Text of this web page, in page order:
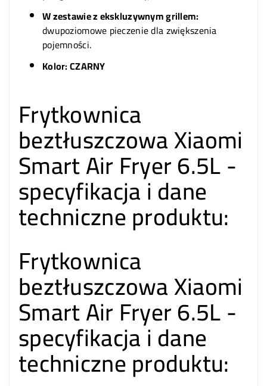
W zestawie z ekskluzywnym grillem:
dwupoziomowe pieczenie dla zwiększenia
pojemności.
Kolor: CZARNY
Frytkownica
beztłuszczowa Xiaomi
Smart Air Fryer 6.5L -
specyfikacja i dane
techniczne produktu:
Frytkownica
beztłuszczowa Xiaomi
Smart Air Fryer 6.5L -
specyfikacja i dane
techniczne produktu: